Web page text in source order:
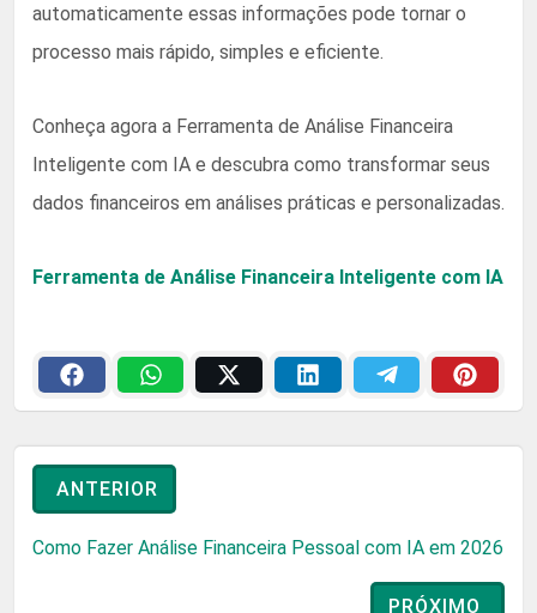
automaticamente essas informações pode tornar o
processo mais rápido, simples e eficiente.
Conheça agora a Ferramenta de Análise Financeira
Inteligente com IA e descubra como transformar seus
dados financeiros em análises práticas e personalizadas.
Ferramenta de Análise Financeira Inteligente com IA
ANTERIOR
Como Fazer Análise Financeira Pessoal com IA em 2026
PRÓXIMO